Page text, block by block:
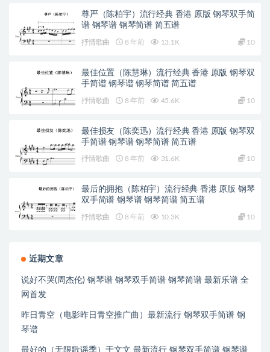
尊严（陈柏宇）流行经典 香港 原版 钢琴双手简
谱 钢琴谱 钢琴简谱 简五谱
抒情歌曲 8 年前 13.1K 10
最佳位置（陈慧琳）流行经典 香港 原版 钢琴双
手简谱 钢琴谱 钢琴简谱 简五谱
抒情歌曲 8 年前 45.6K 10
最佳损友（陈奕迅）流行经典 香港 原版 钢琴双
手简谱 钢琴谱 钢琴简谱 简五谱
抒情歌曲 8 年前 31.6K 10
最后的拥抱（陈柏宇）流行经典 香港 原版 钢琴
双手简谱 钢琴谱 钢琴简谱 简五谱
抒情歌曲 8 年前 10.3K 10
近期文章
说好不哭(周杰伦) 钢琴谱 钢琴双手简谱 钢琴简谱 最新乐谱 全
网首发
昨日青空（电影昨日青空推广曲）最新流行 钢琴双手简谱 钢
琴谱
最好的（无限歌谣季）于文文 最新流行 钢琴双手简谱 钢琴谱